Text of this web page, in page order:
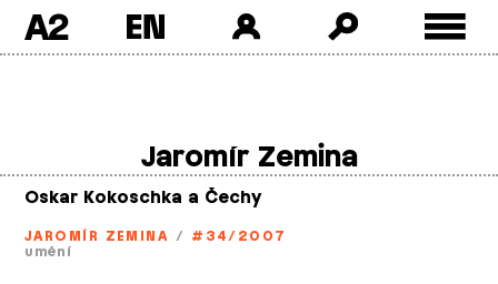
A2
Jaromír Zemina
Oskar Kokoschka a Čechy
JAROMÍR ZEMINA / #34/2007
umění